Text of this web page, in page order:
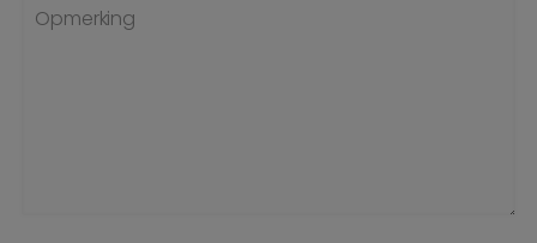
Opmerking